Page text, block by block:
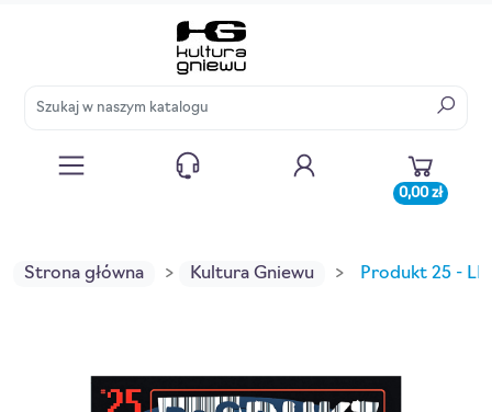
0,00 zł
Strona główna Kultura Gniewu Produkt 25 -